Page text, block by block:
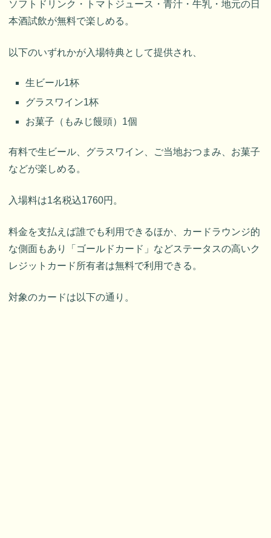
ソフトドリンク・トマトジュース・青汁・牛乳・地元の日
本酒試飲が無料で楽しめる。
以下のいずれかが入場特典として提供され、
生ビール1杯
グラスワイン1杯
お菓子（もみじ饅頭）1個
有料で生ビール、グラスワイン、ご当地おつまみ、お菓子
などが楽しめる。
入場料は1名税込1760円。
料金を支払えば誰でも利用できるほか、カードラウンジ的
な側面もあり「ゴールドカード」などステータスの高いク
レジットカード所有者は無料で利用できる。
対象のカードは以下の通り。